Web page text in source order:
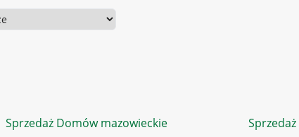
Sprzedaż Domów mazowieckie